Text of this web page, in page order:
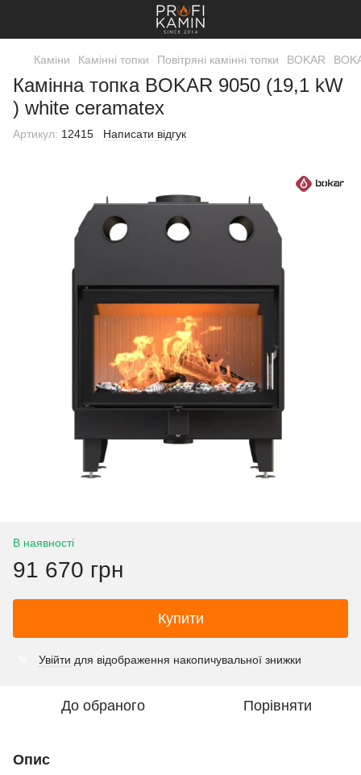
Каміни Камінні топки Повітряні камінні топки BOKAR
Камінна топка BOKAR 9050 (19,1 kW
) white ceramatex
Артикул: 12415 Написати відгук
В наявності
91 670 грн
Купити
Увійти для відображення накопичувальної знижки
До обраного Порівняти
Опис